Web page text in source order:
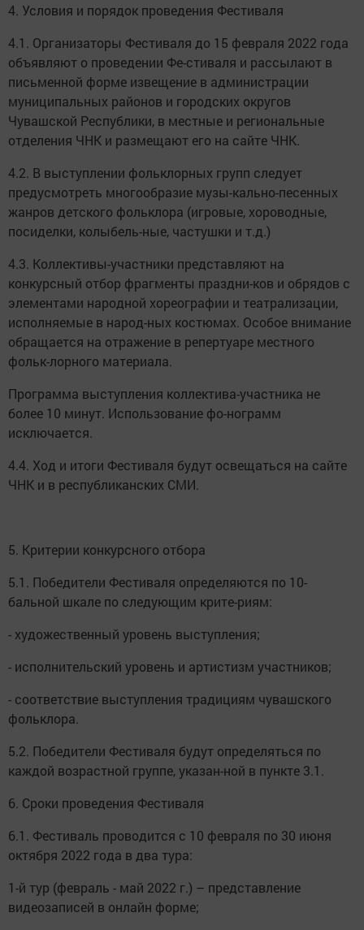
4. Условия и порядок проведения Фестиваля
4.1. Организаторы Фестиваля до 15 февраля 2022 года
объявляют о проведении Фе-стиваля и рассылают в
письменной форме извещение в администрации
муниципальных районов и городских округов
Чувашской Республики, в местные и региональные
отделения ЧНК и размещают его на сайте ЧНК.
4.2. В выступлении фольклорных групп следует
предусмотреть многообразие музы-кально-песенных
жанров детского фольклора (игровые, хороводные,
посиделки, колыбель-ные, частушки и т.д.)
4.3. Коллективы-участники представляют на
конкурсный отбор фрагменты праздни-ков и обрядов с
элементами народной хореографии и театрализации,
исполняемые в народ-ных костюмах. Особое внимание
обращается на отражение в репертуаре местного
фольк-лорного материала.
Программа выступления коллектива-участника не
более 10 минут. Использование фо-нограмм
исключается.
4.4. Ход и итоги Фестиваля будут освещаться на сайте
ЧНК и в республиканских СМИ.
5. Критерии конкурсного отбора
5.1. Победители Фестиваля определяются по 10-
бальной шкале по следующим крите-риям:
- художественный уровень выступления;
- исполнительский уровень и артистизм участников;
- соответствие выступления традициям чувашского
фольклора.
5.2. Победители Фестиваля будут определяться по
каждой возрастной группе, указан-ной в пункте 3.1.
6. Сроки проведения Фестиваля
6.1. Фестиваль проводится с 10 февраля по 30 июня
октября 2022 года в два тура:
1-й тур (февраль - май 2022 г.) – представление
видеозаписей в онлайн форме;